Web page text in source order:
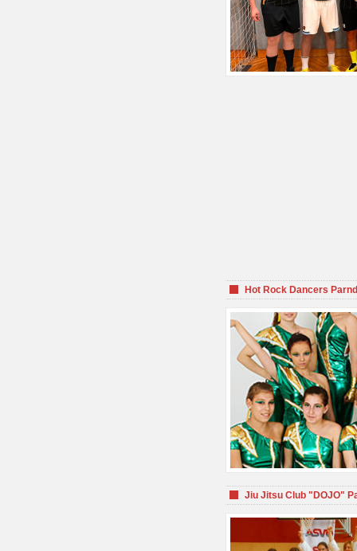
Hot Rock Dancers
Jiu Jitsu Club "DOJO"